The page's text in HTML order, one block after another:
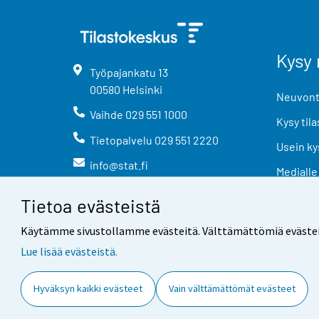
Tietoa evästeistä
Käytämme sivustollamme evästeitä. Välttämättömiä
Lue lisää evästeistä.
Hyväksyn kaikki evästeet Vain välttämättömät evästeet
Työpajankatu 13
00580 Helsinki
Vaihde 029 551 1000
Tietopalvelu 029 551 2220
info@stat.fi
Kysy
Usein
Medialle
Yhteystiedot Palaute